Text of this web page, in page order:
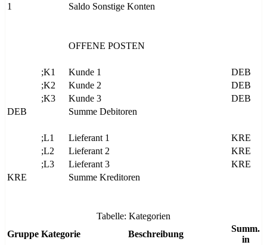
1 Saldo Sonstige Konten
OFFENE POSTEN
;K1 Kunde 1
DEB
;K2
Kunde 2
DEB
;K3
Kunde 3
DEB
DEB
Summe Debitoren
;L1 Lieferant 1
KRE
;L2
Lieferant 2
KRE
;L3
Lieferant 3
KRE
KRE
Summe Kreditoren
Tabelle: Kategorien
Gruppe Kategorie Beschreibung
Summ.
in